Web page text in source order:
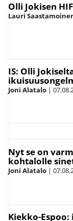
Olli Jokisen
Lauri
IS: Olli
Joni Alatalo |
Nyt se on
kohtalolle
Joni Alatalo |
Kiekko-